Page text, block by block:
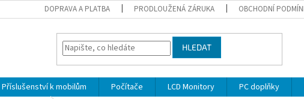
DOPRAVA A PLATBA PRODLOUŽENÁ ZÁRUKA OBCHODNÍ
HLEDAT
Příslušenství k mobilům Počítače LCD Monitory PC doplňky